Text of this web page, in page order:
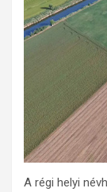
A régi helyi